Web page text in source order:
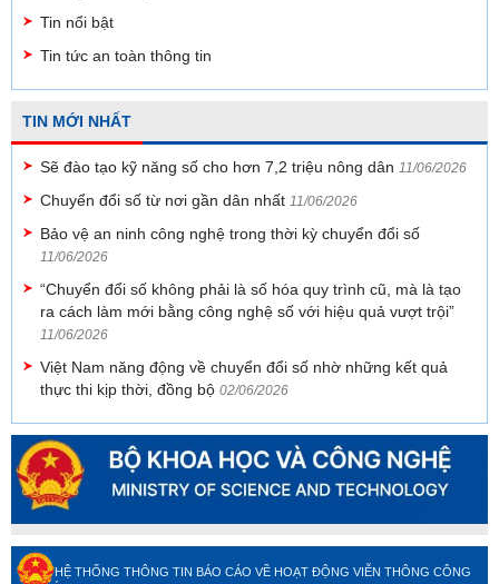
Tin nổi bật
Tin tức an toàn thông tin
TIN MỚI NHẤT
Sẽ đào tạo kỹ năng số cho hơn 7,2 triệu nông dân 11/06/2026
Chuyển đổi số từ nơi gần dân nhất 11/06/2026
Bảo vệ an ninh công nghệ trong thời kỳ chuyển đổi số
11/06/2026
“Chuyển đổi số không phải là số hóa quy trình cũ, mà là tạo
ra cách làm mới bằng công nghệ số với hiệu quả vượt trội”
11/06/2026
Việt Nam năng động về chuyển đổi số nhờ những kết quả
thực thi kịp thời, đồng bộ 02/06/2026
HỆ THỐNG THÔNG TIN BÁO CÁO VỀ HOẠT ĐỘNG VIỄN THÔNG CÔNG